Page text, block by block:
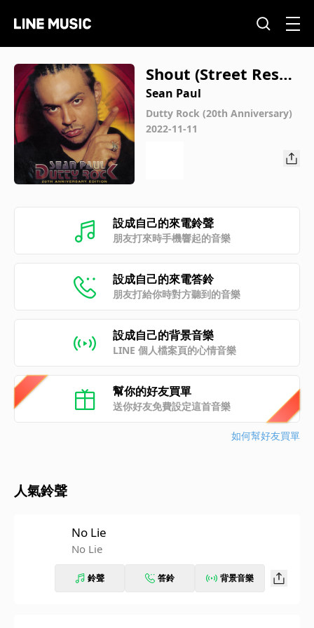
Shout (Street Respe
ct)
Sean Paul
Dutty Rock (20th Anniversary)
2022-11-11
設成自己的來電鈴聲
朋友打來時手機響起的音樂
設成自己的來電答鈴
朋友打給你時對方聽到的音樂
設成自己的背景音樂
LINE 個人檔案頁的心情音樂
幫你的好友買單
送你好友免費設定這首音樂
如何幫好友買單
人氣鈴聲
No Lie
No Lie
鈴聲 答鈴 背景音樂